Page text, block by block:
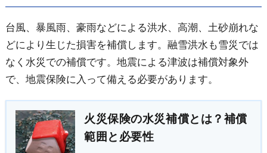
台風、暴風雨、豪雨などによる洪水、高潮、土砂崩れな
どにより生じた損害を補償します。融雪洪水も雪災では
なく水災での補償です。地震による津波は補償対象外
で、地震保険に入って備える必要があります。
火災保険の水災補償とは？補償
範囲と必要性